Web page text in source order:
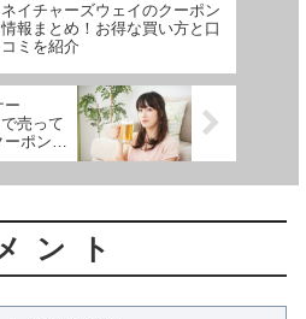
ネイチャーズウェイのクーポン
情報まとめ！お得な買い方と口
コミを紹介
ー
売って
ーポン・
底解説！
ント